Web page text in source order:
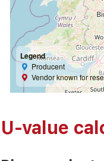
Legend
Producent
Vendor known for
U-value